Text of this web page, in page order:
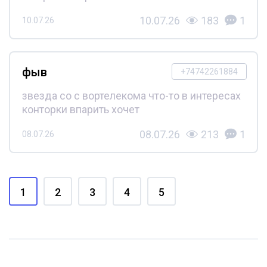
10.07.26 10.07.26 183 1
+74742261884
фыв
звезда со с вортелекома что-то в интересах
конторки впарить хочет
08.07.26 08.07.26 213 1
1 2 3 4 5